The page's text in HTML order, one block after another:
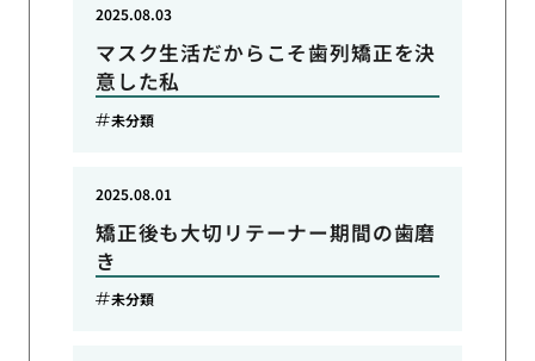
マスク生活だからこそ歯列矯正を決
意した私
2025.08.03
未分類
矯正後も大切リテーナー期間の歯磨
き
2025.08.01
未分類